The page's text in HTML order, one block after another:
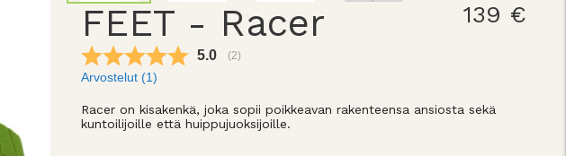
FEET - Racer 139 €
Keskimääräinen luokitus:
5.0 (äänet:
2)
Arvostelut (1)
Racer on kisakenkä, joka sopii poikkeavan rakenteensa ansiosta sekä
kuntoilijoille että huippujuoksijoille.